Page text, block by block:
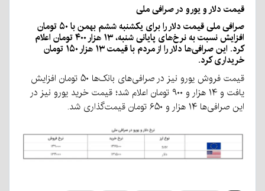
قیمت دلار و یورو در صرافی ملی
صرافی ملی قیمت دلار را برای یکشنبه ششم بهمن با ۵۰ تومان
افزایش نسبت به نرخ‌های پایانی شنبه، ۱۳ هزار ۴۰۰ تومان اعلام
کرد. این صرافی‌ها دلار را از مردم با قیمت ۱۳ هزار ۱۵۰ تومان
خریداری کرد.
قیمت فروش یورو نیز در صرافی‌های بانک‌ها ۵۰ تومان افزایش
یافت و ۱۴ هزار و ۹۰۰ تومان اعلام شد؛ قیمت خرید یورو نیز در
این صرافی‌ها ۱۴ هزار و ۶۵۰ تومان قیمت‌گذاری شد.